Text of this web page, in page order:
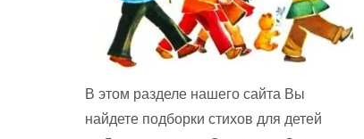
В этом разделе нашего сайта Вы
найдете подборки стихов для детей